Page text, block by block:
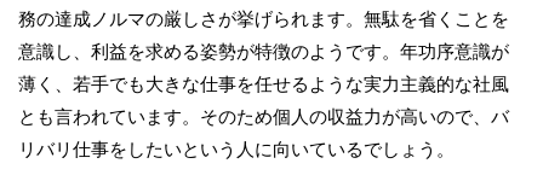
務の達成ノルマの厳しさが挙げられます。無駄を省くことを
意識し、利益を求める姿勢が特徴のようです。年功序意識が
薄く、若手でも大きな仕事を任せるような実力主義的な社風
とも言われています。そのため個人の収益力が高いので、バ
リバリ仕事をしたいという人に向いているでしょう。